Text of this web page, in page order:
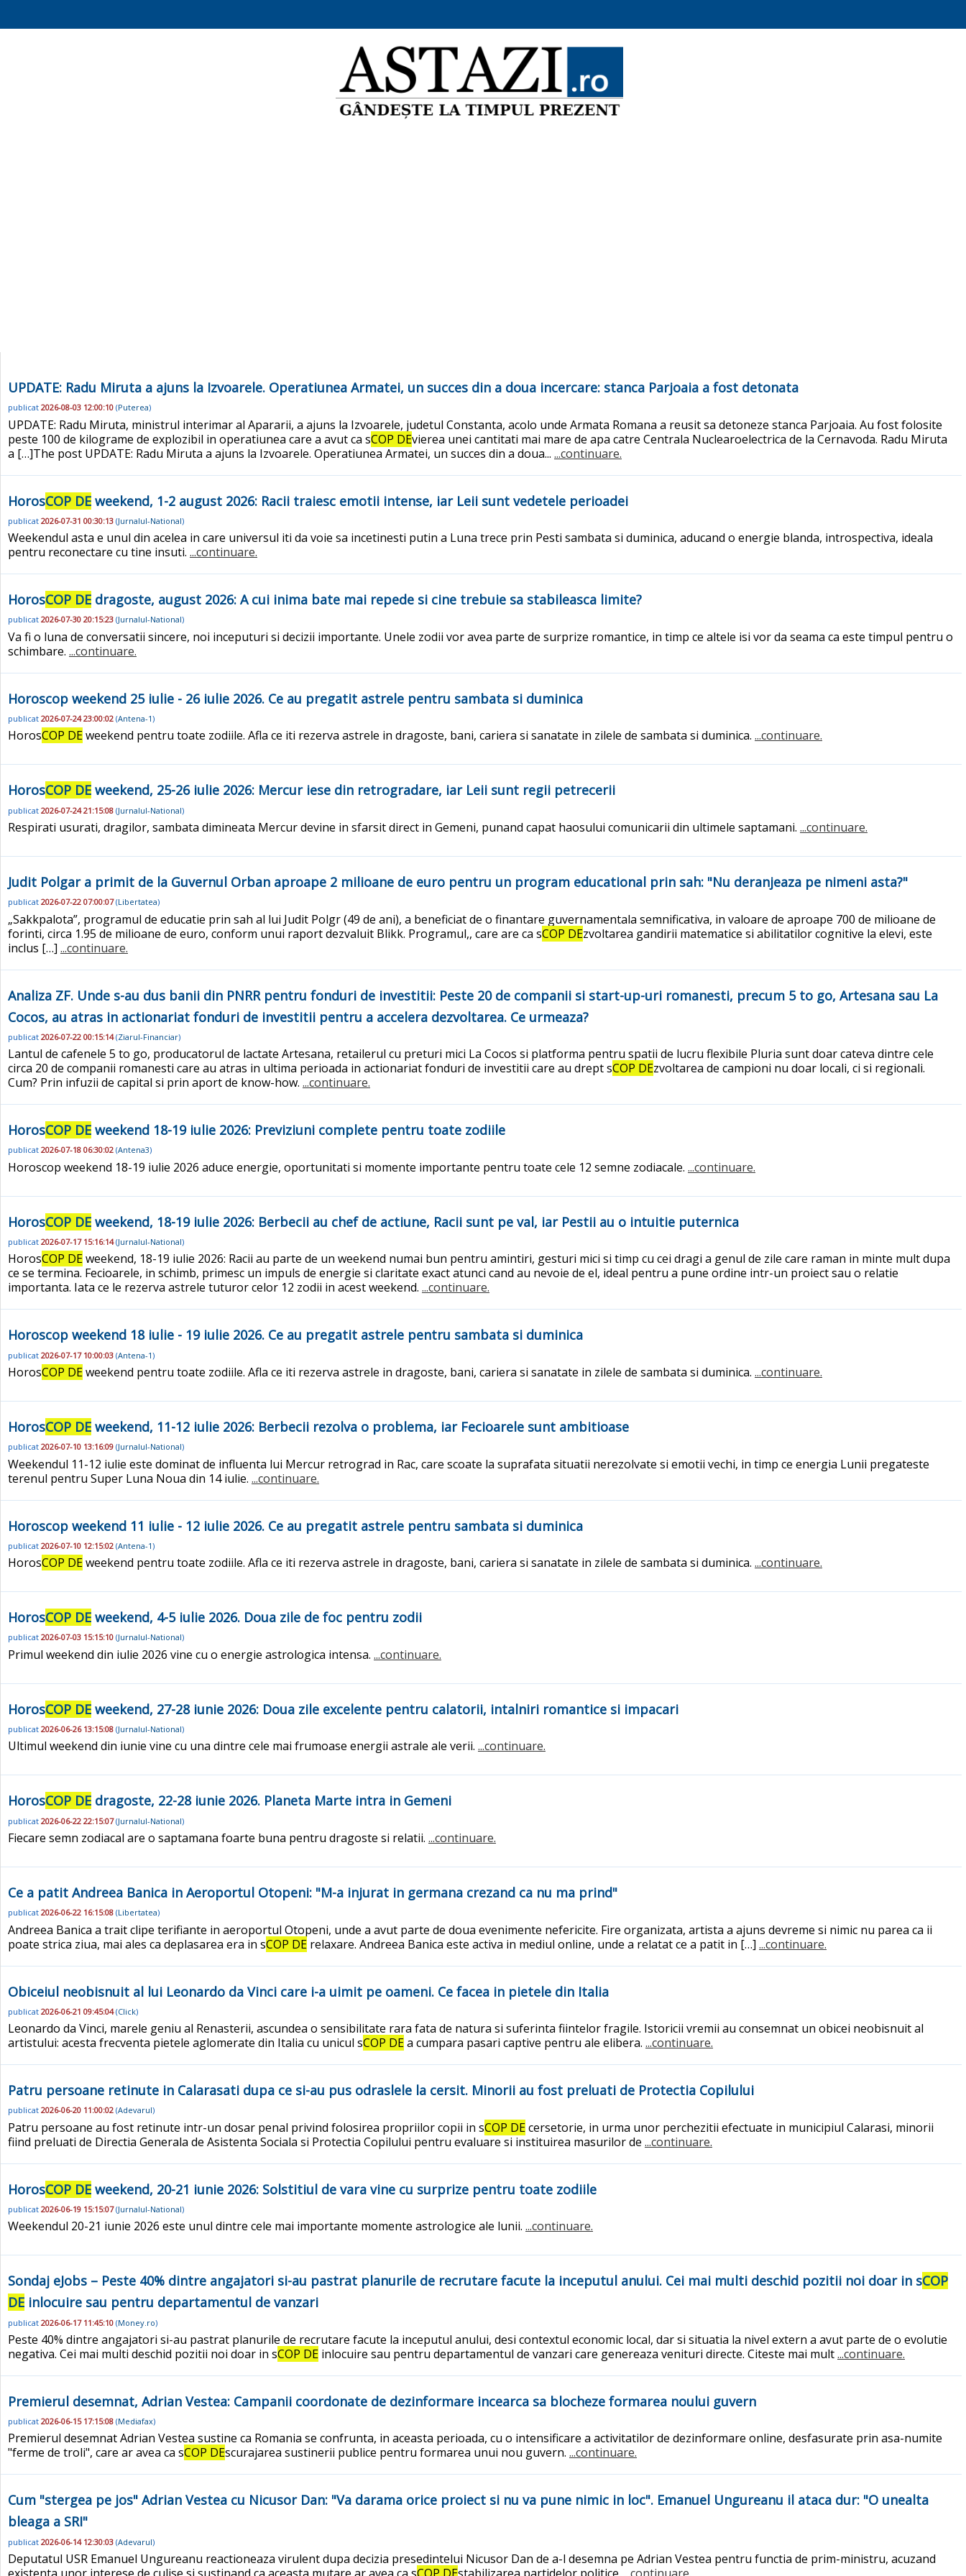
UPDATE: Radu Miruta a ajuns la Izvoarele. Operatiunea Armatei, un succes din a doua incercare: stanca Parjoaia a fost detonata
publicat 2026-08-03 12:00:10 (Puterea)
UPDATE: Radu Miruta, ministrul interimar al Apararii, a ajuns la Izvoarele, judetul Constanta, acolo unde Armata Romana a reusit sa detoneze stanca Parjoaia. Au fost folosite
peste 100 de kilograme de explozibil in operatiunea care a avut ca sCOP DEvierea unei cantitati mai mare de apa catre Centrala Nuclearoelectrica de la Cernavoda. Radu Miruta
a […]The post UPDATE: Radu Miruta a ajuns la Izvoarele. Operatiunea Armatei, un succes din a doua... ...continuare.
HorosCOP DE weekend, 1-2 august 2026: Racii traiesc emotii intense, iar Leii sunt vedetele perioadei
publicat 2026-07-31 00:30:13 (Jurnalul-National)
Weekendul asta e unul din acelea in care universul iti da voie sa incetinesti putin a Luna trece prin Pesti sambata si duminica, aducand o energie blanda, introspectiva, ideala
pentru reconectare cu tine insuti. ...continuare.
HorosCOP DE dragoste, august 2026: A cui inima bate mai repede si cine trebuie sa stabileasca limite?
publicat 2026-07-30 20:15:23 (Jurnalul-National)
Va fi o luna de conversatii sincere, noi inceputuri si decizii importante. Unele zodii vor avea parte de surprize romantice, in timp ce altele isi vor da seama ca este timpul pentru o
schimbare. ...continuare.
Horoscop weekend 25 iulie - 26 iulie 2026. Ce au pregatit astrele pentru sambata si duminica
publicat 2026-07-24 23:00:02 (Antena-1)
HorosCOP DEweekend pentru toate zodiile. Afla ce iti rezerva astrele in dragoste, bani, cariera si sanatate in zilele de sambata si duminica. ...continuare.
HorosCOP DE weekend, 25-26 iulie 2026: Mercur iese din retrogradare, iar Leii sunt regii petrecerii
publicat 2026-07-24 21:15:08 (Jurnalul-National)
Respirati usurati, dragilor, sambata dimineata Mercur devine in sfarsit direct in Gemeni, punand capat haosului comunicarii din ultimele saptamani. ...continuare.
Judit Polgar a primit de la Guvernul Orban aproape 2 milioane de euro pentru un program educational prin sah: "Nu deranjeaza pe nimeni asta?"
publicat 2026-07-22 07:00:07(Libertatea)
„Sakkpalota”, programul de educatie prin sah al lui Judit Polgr (49 de ani), a beneficiat de o finantare guvernamentala semnificativa, in valoare de aproape 700 de milioane de
forinti, circa 1.95 de milioane de euro, conform unui raport dezvaluit Blikk. Programul,, care are ca sCOP DEzvoltarea gandirii matematice si abilitatilor cognitive la elevi, este
inclus […] ...continuare.
Analiza ZF. Unde s-au dus banii din PNRR pentru fonduri de investitii: Peste 20 de companii si start-up-uri romanesti, precum 5 to go, Artesana sau La
Cocos, au atras in actionariat fonduri de investitii pentru a accelera dezvoltarea. Ce urmeaza?
publicat 2026-07-22 00:15:14(Ziarul-Financiar)
Lantul de cafenele 5 to go, producatorul de lactate Artesana, retailerul cu preturi mici La Cocos si platforma pentru spatii de lucru flexibile Pluria sunt doar cateva dintre cele
circa 20 de companii romanesti care au atras in ultima perioada in actionariat fonduri de investitii care au drept sCOP DEzvoltarea de campioni nu doar locali, ci si regionali.
Cum? Prin infuzii de capital si prin aport de know-how. ...continuare.
HorosCOP DE weekend 18-19 iulie 2026: Previziuni complete pentru toate zodiile
publicat 2026-07-18 06:30:02 (Antena3)
Horoscop weekend 18-19 iulie 2026 aduce energie, oportunitati si momente importante pentru toate cele 12 semne zodiacale. ...continuare.
HorosCOP DE weekend, 18-19 iulie 2026: Berbecii au chef de actiune, Racii sunt pe val, iar Pestii au o intuitie puternica
publicat 2026-07-17 15:16:14(Jurnalul-National)
HorosCOP DEweekend, 18-19 iulie 2026: Racii au parte de un weekend numai bun pentru amintiri, gesturi mici si timp cu cei dragi a genul de zile care raman in minte mult dupa
ce se termina. Fecioarele, in schimb, primesc un impuls de energie si claritate exact atunci cand au nevoie de el, ideal pentru a pune ordine intr-un proiect sau o relatie
importanta. Iata ce le rezerva astrele tuturor celor 12 zodii in acest weekend. ...continuare.
Horoscop weekend 18 iulie - 19 iulie 2026. Ce au pregatit astrele pentru sambata si duminica
publicat 2026-07-17 10:00:03 (Antena-1)
HorosCOP DEweekend pentru toate zodiile. Afla ce iti rezerva astrele in dragoste, bani, cariera si sanatate in zilele de sambata si duminica. ...continuare.
HorosCOP DE weekend, 11-12 iulie 2026: Berbecii rezolva o problema, iar Fecioarele sunt ambitioase
publicat 2026-07-10 13:16:09 (Jurnalul-National)
Weekendul 11-12 iulie este dominat de influenta lui Mercur retrograd in Rac, care scoate la suprafata situatii nerezolvate si emotii vechi, in timp ce energia Lunii pregateste
terenul pentru Super Luna Noua din 14 iulie. ...continuare.
Horoscop weekend 11 iulie - 12 iulie 2026. Ce au pregatit astrele pentru sambata si duminica
publicat 2026-07-10 12:15:02 (Antena-1)
HorosCOP DEweekend pentru toate zodiile. Afla ce iti rezerva astrele in dragoste, bani, cariera si sanatate in zilele de sambata si duminica. ...continuare.
HorosCOP DE weekend, 4-5 iulie 2026. Doua zile de foc pentru zodii
publicat 2026-07-03 15:15:10 (Jurnalul-National)
Primul weekend din iulie 2026 vine cu o energie astrologica intensa. ...continuare.
HorosCOP DE weekend, 27-28 iunie 2026: Doua zile excelente pentru calatorii, intalniri romantice si impacari
publicat 2026-06-26 13:15:08 (Jurnalul-National)
Ultimul weekend din iunie vine cu una dintre cele mai frumoase energii astrale ale verii. ...continuare.
HorosCOP DE dragoste, 22-28 iunie 2026. Planeta Marte intra in Gemeni
publicat 2026-06-22 22:15:07(Jurnalul-National)
Fiecare semn zodiacal are o saptamana foarte buna pentru dragoste si relatii. ...continuare.
Ce a patit Andreea Banica in Aeroportul Otopeni: "M-a injurat in germana crezand ca nu ma prind"
publicat 2026-06-22 16:15:08 (Libertatea)
Andreea Banica a trait clipe terifiante in aeroportul Otopeni, unde a avut parte de doua evenimente nefericite. Fire organizata, artista a ajuns devreme si nimic nu parea ca ii
poate strica ziua, mai ales ca deplasarea era in sCOP DE relaxare. Andreea Banica este activa in mediul online, unde a relatat ce a patit in […] ...continuare.
Obiceiul neobisnuit al lui Leonardo da Vinci care i-a uimit pe oameni. Ce facea in pietele din Italia
publicat 2026-06-21 09:45:04(Click)
Leonardo da Vinci, marele geniu al Renasterii, ascundea o sensibilitate rara fata de natura si suferinta fiintelor fragile. Istoricii vremii au consemnat un obicei neobisnuit al
artistului: acesta frecventa pietele aglomerate din Italia cu unicul sCOP DEa cumpara pasari captive pentru ale elibera. ...continuare.
Patru persoane retinute in Calarasati dupa ce si-au pus odraslele la cersit. Minorii au fost preluati de Protectia Copilului
publicat 2026-06-20 11:00:02 (Adevarul)
Patru persoane au fost retinute intr-un dosar penal privind folosirea propriilor copii in sCOP DEcersetorie, in urma unor perchezitii efectuate in municipiul Calarasi, minorii
fiind preluati de Directia Generala de Asistenta Sociala si Protectia Copilului pentru evaluare si instituirea masurilor de ...continuare.
HorosCOP DE weekend, 20-21 iunie 2026: Solstitiul de vara vine cu surprize pentru toate zodiile
publicat 2026-06-19 15:15:07(Jurnalul-National)
Weekendul 20-21 iunie 2026 este unul dintre cele mai importante momente astrologice ale lunii. ...continuare.
Sondaj eJobs – Peste 40% dintre angajatori si-au pastrat planurile de recrutare facute la inceputul anului. Cei mai multi deschid pozitii noi doar in sCOP
DE inlocuire sau pentru departamentul de vanzari
publicat 2026-06-17 11:45:10 (Money.ro)
Peste 40% dintre angajatori si-au pastrat planurile de recrutare facute la inceputul anului, desi contextul economic local, dar si situatia la nivel extern a avut parte de o evolutie
negativa. Cei mai multi deschid pozitii noi doar in sCOP DE inlocuire sau pentru departamentul de vanzari care genereaza venituri directe. Citeste mai mult...continuare.
Premierul desemnat, Adrian Vestea: Campanii coordonate de dezinformare incearca sa blocheze formarea noului guvern
publicat 2026-06-15 17:15:08 (Mediafax)
Premierul desemnat Adrian Vestea sustine ca Romania se confrunta, in aceasta perioada, cu o intensificare a activitatilor de dezinformare online, desfasurate prin asa-numite
"ferme de troli", care ar avea ca sCOP DEscurajarea sustinerii publice pentru formarea unui nou guvern. ...continuare.
Cum "stergea pe jos" Adrian Vestea cu Nicusor Dan: "Va darama orice proiect si nu va pune nimic in loc". Emanuel Ungureanu il ataca dur: "O unealta
bleaga a SRI"
publicat 2026-06-14 12:30:03 (Adevarul)
Deputatul USR Emanuel Ungureanu reactioneaza virulent dupa decizia presedintelui Nicusor Dan de a-l desemna pe Adrian Vestea pentru functia de prim-ministru, acuzand